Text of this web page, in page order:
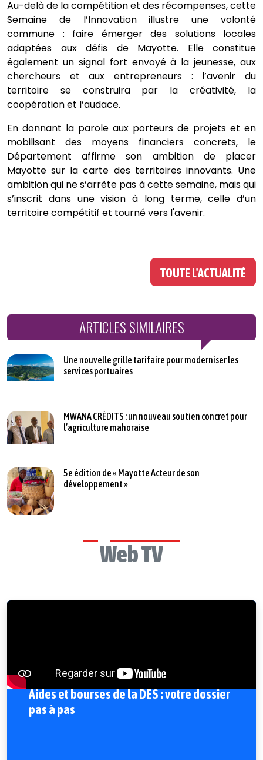
Au-delà de la compétition et des récompenses, cette
Semaine de l’Innovation illustre une volonté
commune : faire émerger des solutions locales
adaptées aux défis de Mayotte. Elle constitue
également un signal fort envoyé à la jeunesse, aux
chercheurs et aux entrepreneurs : l’avenir du
territoire se construira par la créativité, la
coopération et l’audace.
En donnant la parole aux porteurs de projets et en
mobilisant des moyens financiers concrets, le
Département affirme son ambition de placer
Mayotte sur la carte des territoires innovants. Une
ambition qui ne s’arrête pas à cette semaine, mais qui
s’inscrit dans une vision à long terme, celle d’un
territoire compétitif et tourné vers l'avenir.
TOUTE L'ACTUALITÉ
ARTICLES SIMILAIRES
Une nouvelle grille tarifaire pour moderniser les
services portuaires
MWANA CRÉDITS : un nouveau soutien concret pour
l’agriculture mahoraise
5e édition de « Mayotte Acteur de son
développement »
Web TV
Aides et bourses de la DES : votre dossier
pas à pas